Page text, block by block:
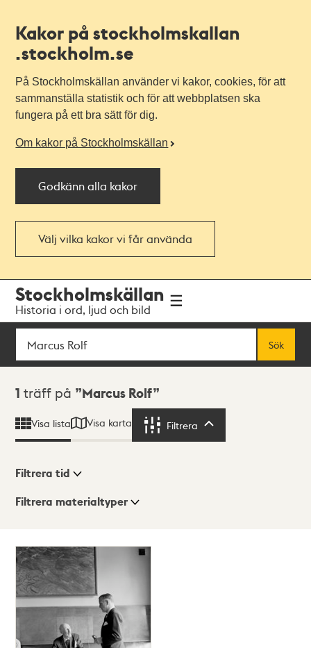
Kakor på stockholmskallan
.stockholm.se
På Stockholmskällan använder vi kakor, cookies, för att
sammanställa statistik och för att webbplatsen ska
fungera på ett bra sätt för dig.
Om kakor på Stockholmskällan
Godkänn alla kakor
Välj vilka kakor vi får använda
navigationen
huvudinnehållet
Stockholmskällan
Historia i ord, ljud och bild
Sök
Sök
Sökresultat
1 träff på Marcus Rolf
Visa lista Visa karta Filtrera
Visningsläge
Lista
Karta
Filtrera tid
Filtrera materialtyper
träffar